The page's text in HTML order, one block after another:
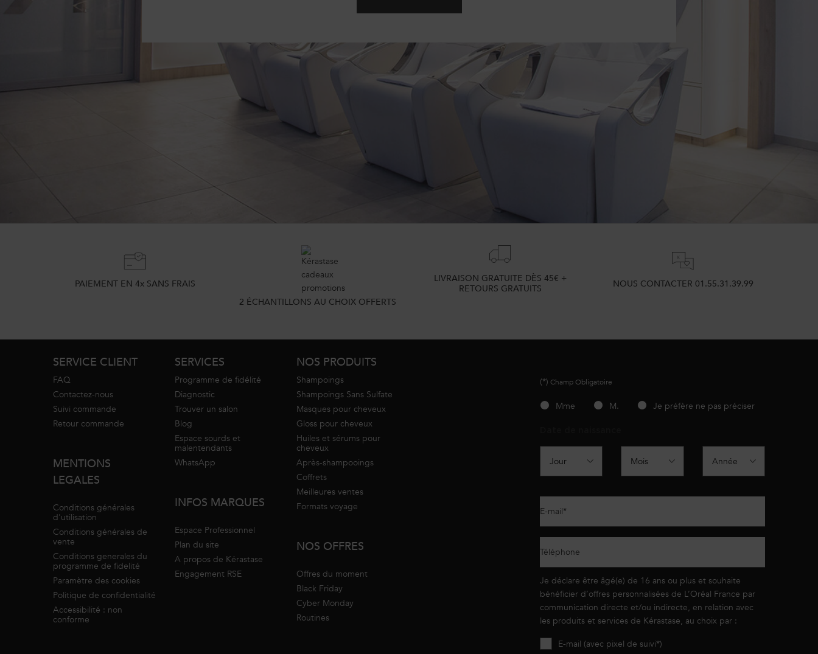
PAIEMENT EN 4x SANS FRAIS
2 ÉCHANTILLONS AU CHOIX OFFERTS
LIVRAISON GRATUITE DÈS 45€ +
RETOURS GRATUITS
NOUS CONTACTER 01.55.31.39.99
SERVICE CLIENT
FAQ
Contactez-nous
Suivi commande
Retour commande
MENTIONS
LEGALES
Conditions générales
d'utilisation
Conditions générales de
vente
Conditions generales du
programme de fidelité
Paramètre des cookies
Politique de confidentialité
Accessibilité : non
conforme
SERVICES
Programme de fidélité
Diagnostic
Trouver un salon
Blog
Espace sourds et
malentendants
WhatsApp
INFOS MARQUES
Espace Professionnel
Plan du site
A propos de Kérastase
Engagement RSE
NOS PRODUITS
Shampoings
Shampoings Sans Sulfate
Masques pour cheveux
Gloss pour cheveux
Huiles et sérums pour
cheveux
Après-shampooings
Coffrets
Meilleures ventes
Formats voyage
NOS OFFRES
Offres du moment
Black Friday
Cyber Monday
Routines
(*) Champ Obligatoire
newslettersignup.title.legend
Mme M. Je préfère ne pas préciser
E-mail*
Téléphone
Je déclare être âgé(e) de 16 ans ou plus et souhaite
bénéficier d’offres personnalisées de L’Oréal France par
communication directe et/ou indirecte, en relation avec
les produits et services de Kérastase, au choix par :
E-mail (avec pixel de suivi*)